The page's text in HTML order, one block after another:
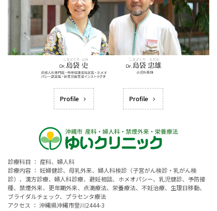
Profile Profile
診療科目 ： 産科、婦人科
診療内容 ： 妊婦健診、母乳外来、婦人科検診（子宮がん検診・乳がん検
診）、漢方診療、婦人科診療、避妊相談、ホメオパシー、乳児健診、予防接
種、禁煙外来、更年期外来、点滴療法、栄養療法、不妊治療、生理日移動、
ブライダルチェック、プラセンタ療法
アクセス ： 沖縄県沖縄市登川2444-3